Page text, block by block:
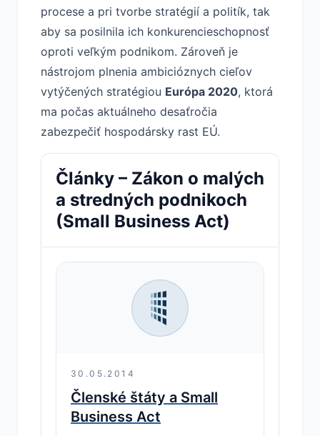
procese a pri tvorbe stratégií a politík, tak
aby sa posilnila ich konkurencieschopnosť
oproti veľkým podnikom. Zároveň je
nástrojom plnenia ambicióznych cieľov
vytýčených stratégiou Európa 2020, ktorá
ma počas aktuálneho desaťročia
zabezpečiť hospodársky rast EÚ.
Články – Zákon o malých
a stredných podnikoch
(Small Business Act)
30.05.2014
Členské štáty a Small
Business Act